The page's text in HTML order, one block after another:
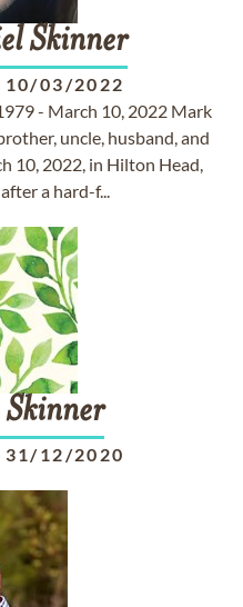
Skinner
10/03/2022
- March 10, 2022 Mark
uncle, husband, and
10, 2022, in Hilton Head,
a hard-f...
Skinner
31/12/2020